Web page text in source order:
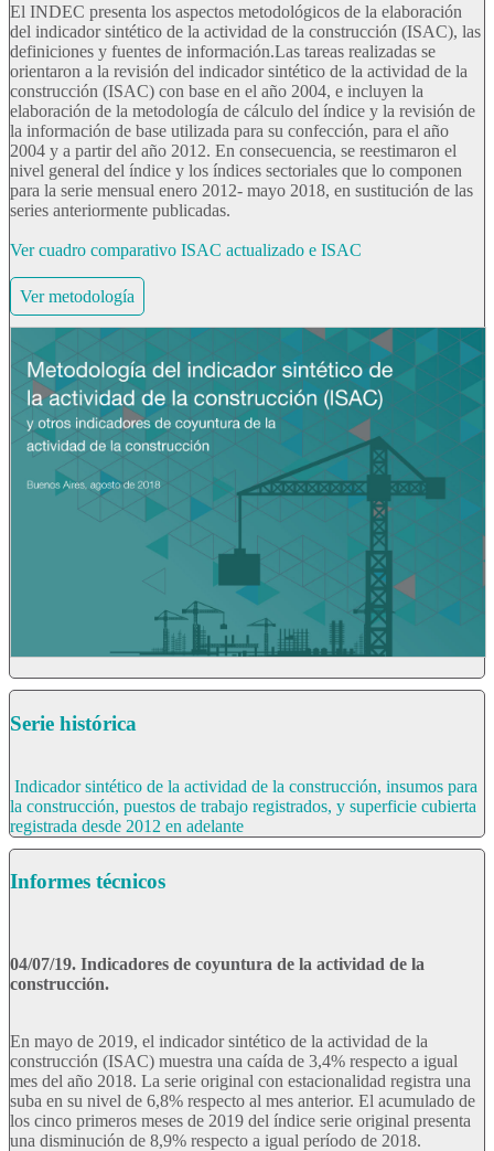
El INDEC presenta los aspectos metodológicos de la elaboración
del indicador sintético de la actividad de la construcción (ISAC), las
definiciones y fuentes de información.Las tareas realizadas se
orientaron a la revisión del indicador sintético de la actividad de la
construcción (ISAC) con base en el año 2004, e incluyen la
elaboración de la metodología de cálculo del índice y la revisión de
la in­formación de base utilizada para su confección, para el año
2004 y a partir del año 2012. En consecuencia, se reestimaron el
nivel general del índice y los índices sectoriales que lo componen
para la serie mensual enero 2012- mayo 2018, en sustitución de las
series anteriormente publicadas.
Ver cuadro comparativo ISAC actualizado e ISAC
Ver metodología
Serie histórica
Indicador sintético de la actividad de la construcción, insumos para
la construcción, puestos de trabajo registrados, y superficie cubierta
registrada desde 2012 en adelante
Informes técnicos
04/07/19. Indicadores de coyuntura de la actividad de la
construcción.
En mayo de 2019, el indicador sintético de la actividad de la
construcción (ISAC) muestra una caída de 3,4% respecto a igual
mes del año 2018. La serie original con estacionalidad registra una
suba en su nivel de 6,8% respecto al mes anterior. El acumulado de
los cinco primeros meses de 2019 del índice serie original presenta
una disminución de 8,9% respecto a igual período de 2018.